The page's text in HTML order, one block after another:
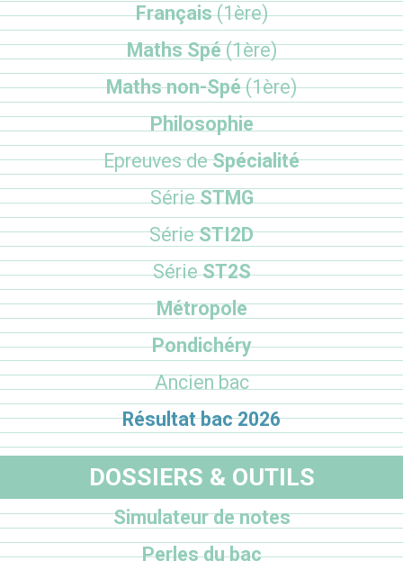
Français(1ère)
Maths Spé(1ère)
Maths non-Spé(1ère)
Philosophie
Epreuves deSpécialité
SérieSTMG
SérieSTI2D
SérieST2S
Métropole
Pondichéry
Ancien bac
Résultat bac 2026
DOSSIERS & OUTILS
Simulateur de notes
Perles du bac